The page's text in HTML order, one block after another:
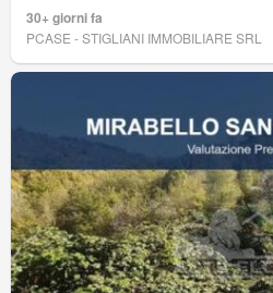
30+ giorni fa
PCASE - STIGLIANI IMMOBILIARE SRL